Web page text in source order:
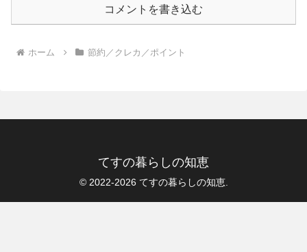
コメントを書き込む
ホーム 節約／クレカ／ポイント
てすの暮らしの知恵
© 2022-2026 てすの暮らしの知恵.